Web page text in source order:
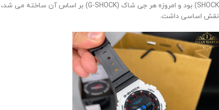
SHOCK) بود و امروزه هر جی شاک (G-SHOCK) بر اساس آن ساخته می شد،
نقش اساسی داشت.